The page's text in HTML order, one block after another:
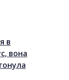
в
вона